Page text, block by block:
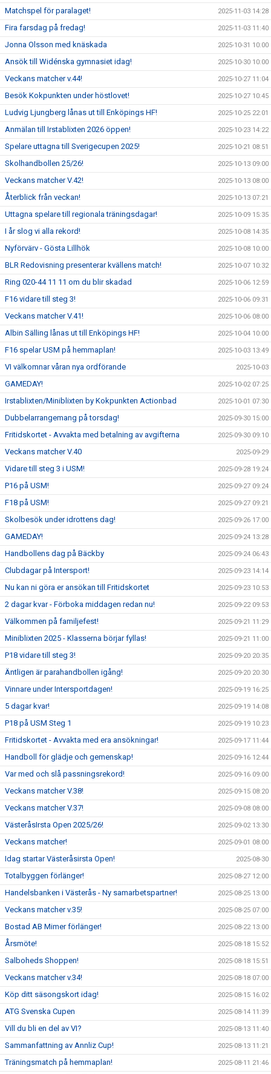
Matchspel för paralaget! 2025-11-03 14:28
Fira farsdag på fredag! 2025-11-03 11:40
Jonna Olsson med knäskada 2025-10-31 10:00
Ansök till Widénska gymnasiet idag! 2025-10-30 10:00
Veckans matcher v.44! 2025-10-27 11:04
Besök Kokpunkten under höstlovet! 2025-10-27 10:45
Ludvig Ljungberg lånas ut till Enköpings HF! 2025-10-25 22:01
Anmälan till Irstablixten 2026 öppen! 2025-10-23 14:22
Spelare uttagna till Sverigecupen 2025! 2025-10-21 08:51
Skolhandbollen 25/26! 2025-10-13 09:00
Veckans matcher V.42! 2025-10-13 08:00
Återblick från veckan! 2025-10-13 07:21
Uttagna spelare till regionala träningsdagar! 2025-10-09 15:35
I år slog vi alla rekord! 2025-10-08 14:35
Nyförvärv - Gösta Lillhök 2025-10-08 10:00
BLR Redovisning presenterar kvällens match! 2025-10-07 10:32
Ring 020-44 11 11 om du blir skadad 2025-10-06 12:59
F16 vidare till steg 3! 2025-10-06 09:31
Veckans matcher V.41! 2025-10-06 08:00
Albin Sälling lånas ut till Enköpings HF! 2025-10-04 10:00
F16 spelar USM på hemmaplan! 2025-10-03 13:49
VI välkomnar våran nya ordförande 2025-10-03
GAMEDAY! 2025-10-02 07:25
Irstablixten/Miniblixten by Kokpunkten Actionbad 2025-10-01 07:30
Dubbelarrangemang på torsdag! 2025-09-30 15:00
Fritidskortet - Avvakta med betalning av avgifterna 2025-09-30 09:10
Veckans matcher V.40 2025-09-29
Vidare till steg 3 i USM! 2025-09-28 19:24
P16 på USM! 2025-09-27 09:24
F18 på USM! 2025-09-27 09:21
Skolbesök under idrottens dag! 2025-09-26 17:00
GAMEDAY! 2025-09-24 13:28
Handbollens dag på Bäckby 2025-09-24 06:43
Clubdagar på Intersport! 2025-09-23 14:14
Nu kan ni göra er ansökan till Fritidskortet 2025-09-23 10:53
2 dagar kvar - Förboka middagen redan nu! 2025-09-22 09:53
Välkommen på familjefest! 2025-09-21 11:29
Miniblixten 2025 - Klasserna börjar fyllas! 2025-09-21 11:00
P18 vidare till steg 3! 2025-09-20 20:35
Äntligen är parahandbollen igång! 2025-09-20 20:30
Vinnare under Intersportdagen! 2025-09-19 16:25
5 dagar kvar! 2025-09-19 14:08
P18 på USM Steg 1 2025-09-19 10:23
Fritidskortet - Avvakta med era ansökningar! 2025-09-17 11:44
Handboll för glädje och gemenskap! 2025-09-16 12:44
Var med och slå passningsrekord! 2025-09-16 09:00
Veckans matcher V.38! 2025-09-15 08:20
Veckans matcher V.37! 2025-09-08 08:00
VästeråsIrsta Open 2025/26! 2025-09-02 13:30
Veckans matcher! 2025-09-01 08:00
Idag startar Västeråsirsta Open! 2025-08-30
Totalbyggen förlänger! 2025-08-27 12:00
Handelsbanken i Västerås - Ny samarbetspartner! 2025-08-25 13:00
Veckans matcher v.35! 2025-08-25 07:00
Bostad AB Mimer förlänger! 2025-08-22 13:00
Årsmöte! 2025-08-18 15:52
Salboheds Shoppen! 2025-08-18 15:51
Veckans matcher v.34! 2025-08-18 07:00
Köp ditt säsongskort idag! 2025-08-15 16:02
ATG Svenska Cupen 2025-08-14 11:39
Vill du bli en del av VI? 2025-08-13 11:40
Sammanfattning av Annliz Cup! 2025-08-13 11:21
Träningsmatch på hemmaplan! 2025-08-11 21:46